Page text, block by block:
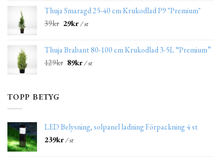
Thuja Smaragd 25-40 cm Krukodlad P9 "Premium"
39kr 29kr/ st
Thuja Brabant 80-100 cm Krukodlad 3-5L “Premium”
129kr 89kr/ st
TOPP BETYG
LED Belysning, solpanel ladning Förpackning 4 st
239kr/ st